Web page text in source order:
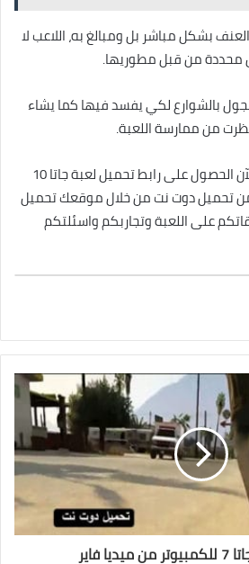
بشكل مباشر بل ومبالغ به، اللاعب لا
محددة من قبل مطوريها.
بالشوارع لكي يفسد فيها كما يشاء
من ممارسة اللعبة.
من خلال الموقع يمكنك الآن الحصول على رابط تحميل لعبة جاتا 10
تحميل دوت نت من خلال موقعك تحميل
على اللعبة وتجاربكم واسئلتكم
فاير